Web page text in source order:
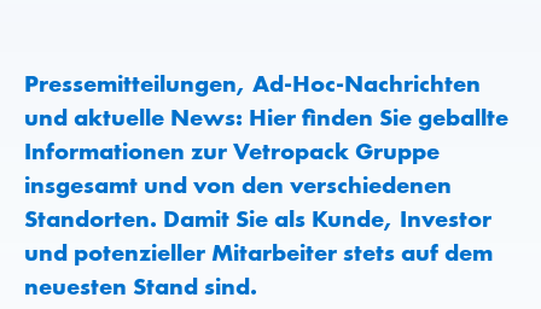
Pressemitteilungen, Ad-Hoc-Nachrichten
und aktuelle News: Hier finden Sie geballte
Informationen zur Vetropack Gruppe
insgesamt und von den verschiedenen
Standorten. Damit Sie als Kunde, Investor
und potenzieller Mitarbeiter stets auf dem
neuesten Stand sind.